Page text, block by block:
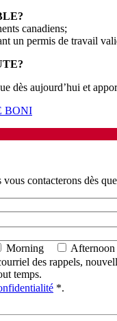
canadiens;
un permis de travail
dès aujourd’hui et
BONI
contacterons dès
Morning Afternoon
des rappels,
temps.
*.